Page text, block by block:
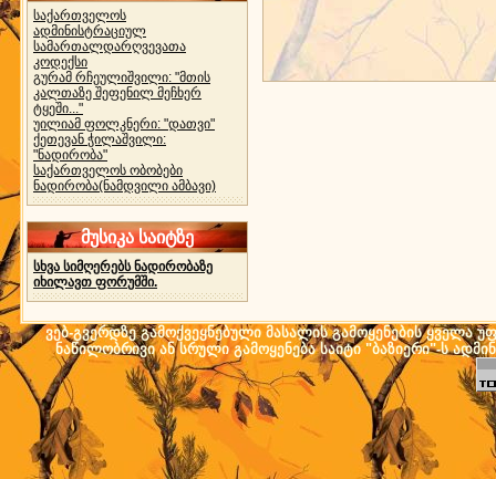
საქართველოს
ადმინისტრაციულ
სამართალდარღვევათა
კოდექსი
გურამ რჩეულიშვილი: "მთის
კალთაზე შეფენილ მეჩხერ
ტყეში..."
უილიამ ფოლკნერი: "დათვი"
ქეთევან ჭილაშვილი:
"ნადირობა"
საქართველოს ობობები
ნადირობა(ნამდვილი ამბავი)
მუსიკა საიტზე
სხვა სიმღერებს ნადირობაზე
იხილავთ ფორუმში.
ვებ-გვერდზე გამოქვეყნებული მასალის გამოყენების ყველა
ნაწილობრივი ან სრული გამოყენება საიტი "ბაზიერი"-ს